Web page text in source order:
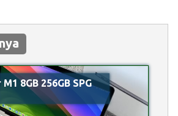
8GB 256GB SPG